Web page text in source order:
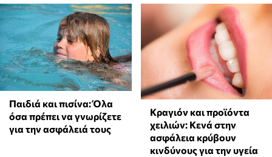
Παιδιά και πισίνα: Όλα
όσα πρέπει να γνωρίζετε
για την ασφάλειά τους
Κραγιόν και προϊόντα
χειλιών: Κενά στην
ασφάλεια κρύβουν
κινδύνους για την υγεία